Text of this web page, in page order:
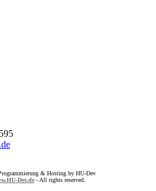
& Hosting by HU-Dev
Dev.de - All rights reserved.